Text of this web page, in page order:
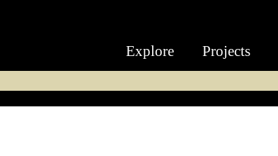
Explore Projects